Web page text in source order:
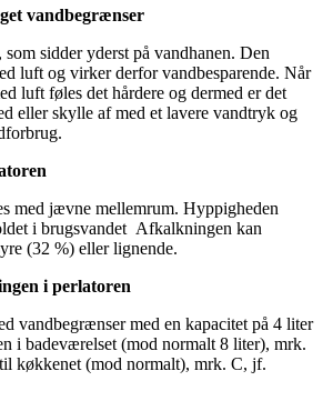
vandbegrænser
sidder yderst på vandhanen. Den
luft og virker derfor vandbesparende. Når
luft føles det hårdere og dermed er det
eller skylle af med et lavere vandtryk og
med jævne mellemrum. Hyppigheden
i brugsvandet Afkalkningen kan
(32 %) eller lignende.
i perlatoren
vandbegrænser med en kapacitet på 4 liter
i badeværelset (mod normalt 8 liter), mrk.
køkkenet (mod normalt), mrk. C, jf.